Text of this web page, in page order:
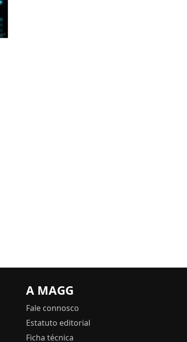
A MAGG
Fale connosco
Estatuto editorial
Ficha técnica